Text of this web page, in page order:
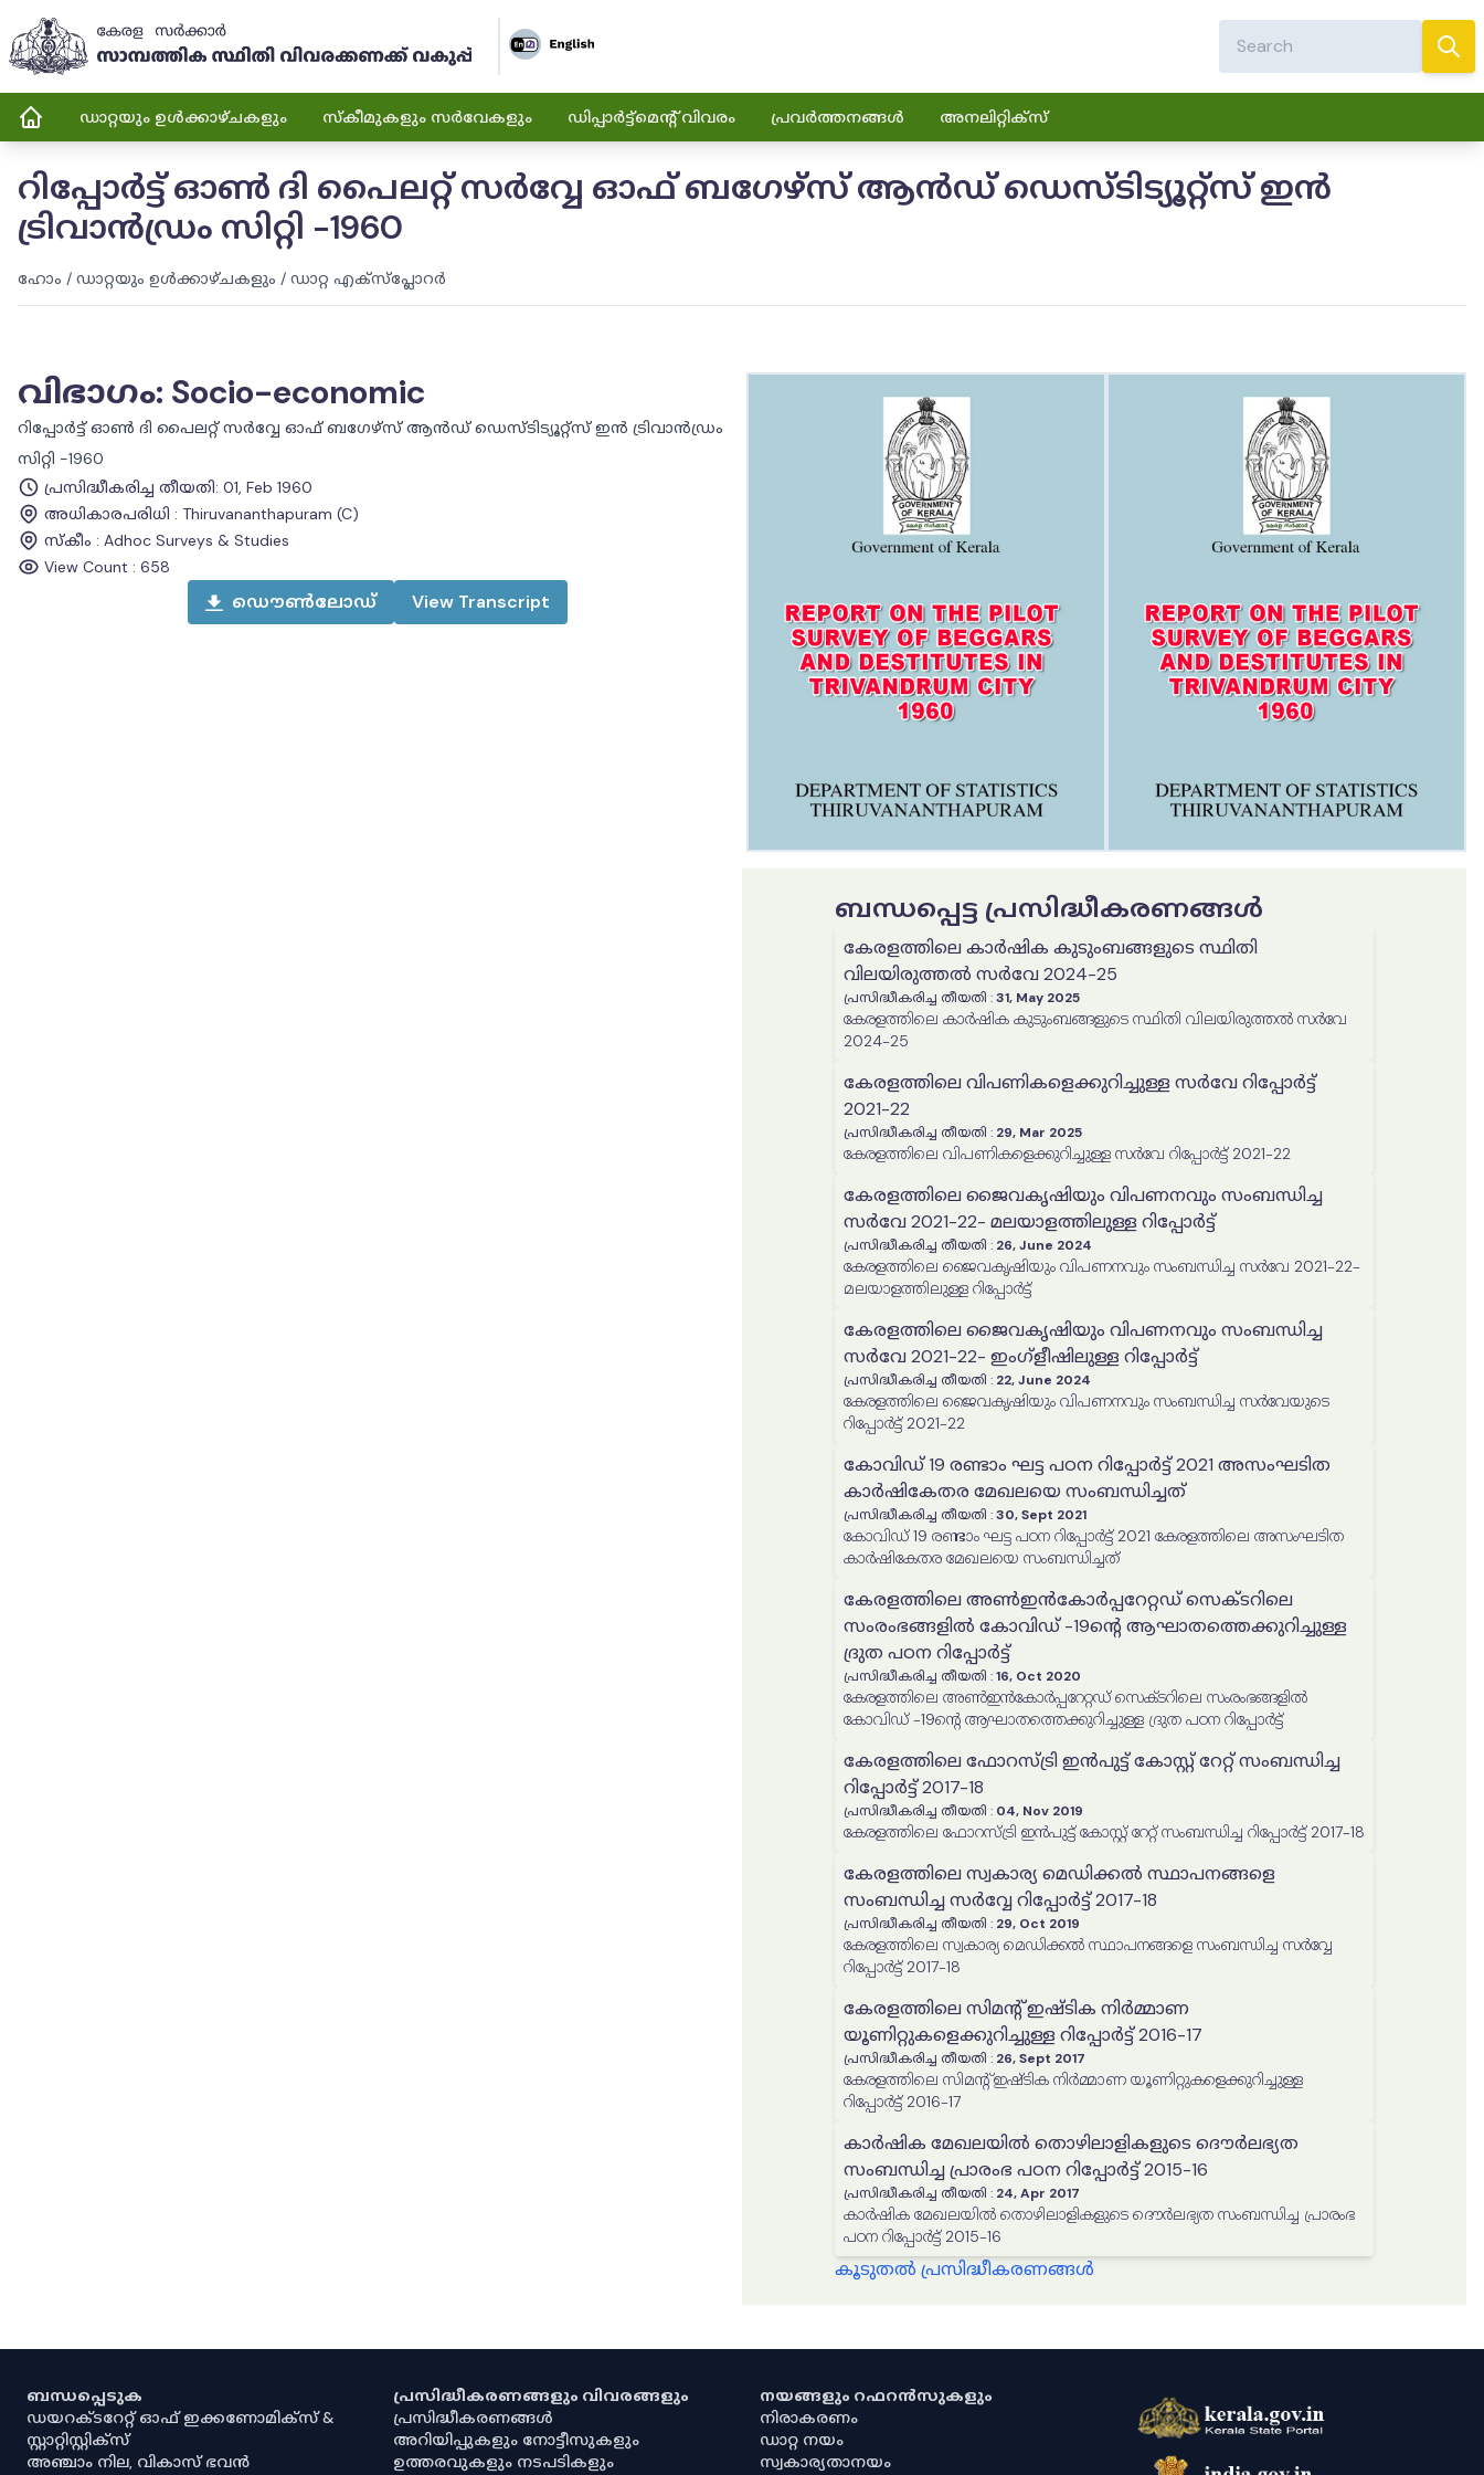
ഡാറ്റയും ഉൾക്കാഴ്ചകളും സ്കീമുകളും സർവേകളും ഡിപ്പാർട്ട്മെന്റ് വിവരം പ്രവർത്തനങ്ങൾ അനലിറ്റിക്സ്
റിപ്പോർട്ട് ഓൺ ദി പൈലറ്റ് സർവ്വേ ഓഫ് ബഗേഴ്‌സ് ആൻഡ് ഡെസ്ടിട്യൂറ്റ്സ് ഇൻ
ട്രിവാൻഡ്രം സിറ്റി -1960
ഹോം / ഡാറ്റയും ഉൾക്കാഴ്ചകളും / ഡാറ്റ എക്സ്പ്ലോറർ
വിഭാഗം: Socio-economic
റിപ്പോർട്ട് ഓൺ ദി പൈലറ്റ് സർവ്വേ ഓഫ് ബഗേഴ്‌സ് ആൻഡ് ഡെസ്ടിട്യൂറ്റ്സ് ഇൻ ട്രിവാൻഡ്രം
സിറ്റി -1960
പ്രസിദ്ധീകരിച്ച തീയതി: 01, Feb 1960
അധികാരപരിധി : Thiruvananthapuram (C)
സ്കീം : Adhoc Surveys & Studies
View Count : 658
ഡൌൺലോഡ് View Transcript
ബന്ധപ്പെട്ട പ്രസിദ്ധീകരണങ്ങൾ
കേരളത്തിലെ കാർഷിക കുടുംബങ്ങളുടെ സ്ഥിതി
വിലയിരുത്തൽ സർവേ 2024-25
പ്രസിദ്ധീകരിച്ച തീയതി :31, May 2025
കേരളത്തിലെ കാർഷിക കുടുംബങ്ങളുടെ സ്ഥിതി വിലയിരുത്തൽ സർവേ
2024-25
കേരളത്തിലെ വിപണികളെക്കുറിച്ചുള്ള സർവേ റിപ്പോർട്ട്
2021-22
പ്രസിദ്ധീകരിച്ച തീയതി : 29, Mar 2025
കേരളത്തിലെ വിപണികളെക്കുറിച്ചുള്ള സർവേ റിപ്പോർട്ട് 2021-22
കേരളത്തിലെ ജൈവകൃഷിയും വിപണനവും സംബന്ധിച്ച
സർവേ 2021-22- മലയാളത്തിലുള്ള റിപ്പോർട്ട്
പ്രസിദ്ധീകരിച്ച തീയതി : 26, June 2024
കേരളത്തിലെ ജൈവകൃഷിയും വിപണനവും സംബന്ധിച്ച സർവേ 2021-22-
മലയാളത്തിലുള്ള റിപ്പോർട്ട്
കേരളത്തിലെ ജൈവകൃഷിയും വിപണനവും സംബന്ധിച്ച
സർവേ 2021-22- ഇംഗ്ളീഷിലുള്ള റിപ്പോർട്ട്
പ്രസിദ്ധീകരിച്ച തീയതി : 22, June 2024
കേരളത്തിലെ ജൈവകൃഷിയും വിപണനവും സംബന്ധിച്ച സർവേയുടെ
റിപ്പോർട്ട് 2021-22
കോവിഡ് 19 രണ്ടാം ഘട്ട പഠന റിപ്പോർട്ട് 2021 അസംഘടിത
കാർഷികേതര മേഖലയെ സംബന്ധിച്ചത്
പ്രസിദ്ധീകരിച്ച തീയതി :30, Sept 2021
കോവിഡ് 19 രണ്ടാം ഘട്ട പഠന റിപ്പോർട്ട് 2021 കേരളത്തിലെ അസംഘടിത
കാർഷികേതര മേഖലയെ സംബന്ധിച്ചത്
കേരളത്തിലെ അൺഇൻകോർപ്പറേറ്റഡ് സെക്ടറിലെ
സംരംഭങ്ങളില്‍ കോവിഡ് -19ന്‍റെ ആഘാതത്തെക്കുറിച്ചുള്ള
ദ്രുത പഠന റിപ്പോർട്ട്
പ്രസിദ്ധീകരിച്ച തീയതി :16, Oct 2020
കേരളത്തിലെ അൺഇൻകോർപ്പറേറ്റഡ് സെക്ടറിലെ സംരംഭങ്ങളില്‍
കോവിഡ് -19ന്‍റെ ആഘാതത്തെക്കുറിച്ചുള്ള ദ്രുത പഠന റിപ്പോർട്ട്
കേരളത്തിലെ ഫോറസ്ട്രി ഇൻപുട്ട് കോസ്റ്റ് റേറ്റ് സംബന്ധിച്ച
റിപ്പോർട്ട് 2017-18
പ്രസിദ്ധീകരിച്ച തീയതി : 04, Nov 2019
കേരളത്തിലെ ഫോറസ്ട്രി ഇൻപുട്ട് കോസ്റ്റ് റേറ്റ് സംബന്ധിച്ച റിപ്പോർട്ട് 2017-18
കേരളത്തിലെ സ്വകാര്യ മെഡിക്കൽ സ്ഥാപനങ്ങളെ
സംബന്ധിച്ച സര്‍വ്വേ റിപ്പോർട്ട് 2017-18
പ്രസിദ്ധീകരിച്ച തീയതി : 29, Oct 2019
കേരളത്തിലെ സ്വകാര്യ മെഡിക്കൽ സ്ഥാപനങ്ങളെ സംബന്ധിച്ച സര്‍വ്വേ
റിപ്പോർട്ട് 2017-18
കേരളത്തിലെ സിമന്‍റ് ഇഷ്ടിക നിർമ്മാണ
യൂണിറ്റുകളെക്കുറിച്ചുള്ള റിപ്പോർട്ട് 2016-17
പ്രസിദ്ധീകരിച്ച തീയതി : 26, Sept 2017
കേരളത്തിലെ സിമന്‍റ് ഇഷ്ടിക നിർമ്മാണ യൂണിറ്റുകളെക്കുറിച്ചുള്ള
റിപ്പോർട്ട് 2016-17
കാർഷിക മേഖലയിൽ തൊഴിലാളികളുടെ ദൌര്‍ലഭ്യത
സംബന്ധിച്ച പ്രാരംഭ പഠന റിപ്പോർട്ട് 2015-16
പ്രസിദ്ധീകരിച്ച തീയതി : 24, Apr 2017
കാർഷിക മേഖലയിൽ തൊഴിലാളികളുടെ ദൌര്‍ലഭ്യത സംബന്ധിച്ച പ്രാരംഭ
പഠന റിപ്പോർട്ട് 2015-16
കൂടുതൽ പ്രസിദ്ധീകരണങ്ങൾ
ബന്ധപ്പെടുക
ഡയറക്ടറേറ്റ് ഓഫ് ഇക്കണോമിക്സ് &
സ്റ്റാറ്റിസ്റ്റിക്സ്
അഞ്ചാം നില, വികാസ് ഭവൻ
പ്രസിദ്ധീകരണങ്ങളും വിവരങ്ങളും
പ്രസിദ്ധീകരണങ്ങൾ
അറിയിപ്പുകളും നോട്ടീസുകളും
ഉത്തരവുകളും നടപടികളും
നയങ്ങളും റഫറൻസുകളും
നിരാകരണം
ഡാറ്റ നയം
സ്വകാര്യതാനയം